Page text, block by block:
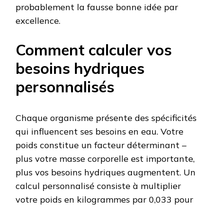
probablement la fausse bonne idée par
excellence.
Comment calculer vos
besoins hydriques
personnalisés
Chaque organisme présente des spécificités
qui influencent ses besoins en eau. Votre
poids constitue un facteur déterminant –
plus votre masse corporelle est importante,
plus vos besoins hydriques augmentent. Un
calcul personnalisé consiste à multiplier
votre poids en kilogrammes par 0,033 pour